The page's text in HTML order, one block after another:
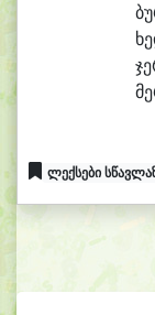
ხე
მე
ლექსები